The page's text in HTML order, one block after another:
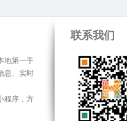
地第一手
息、实时
程序，方
联系我们